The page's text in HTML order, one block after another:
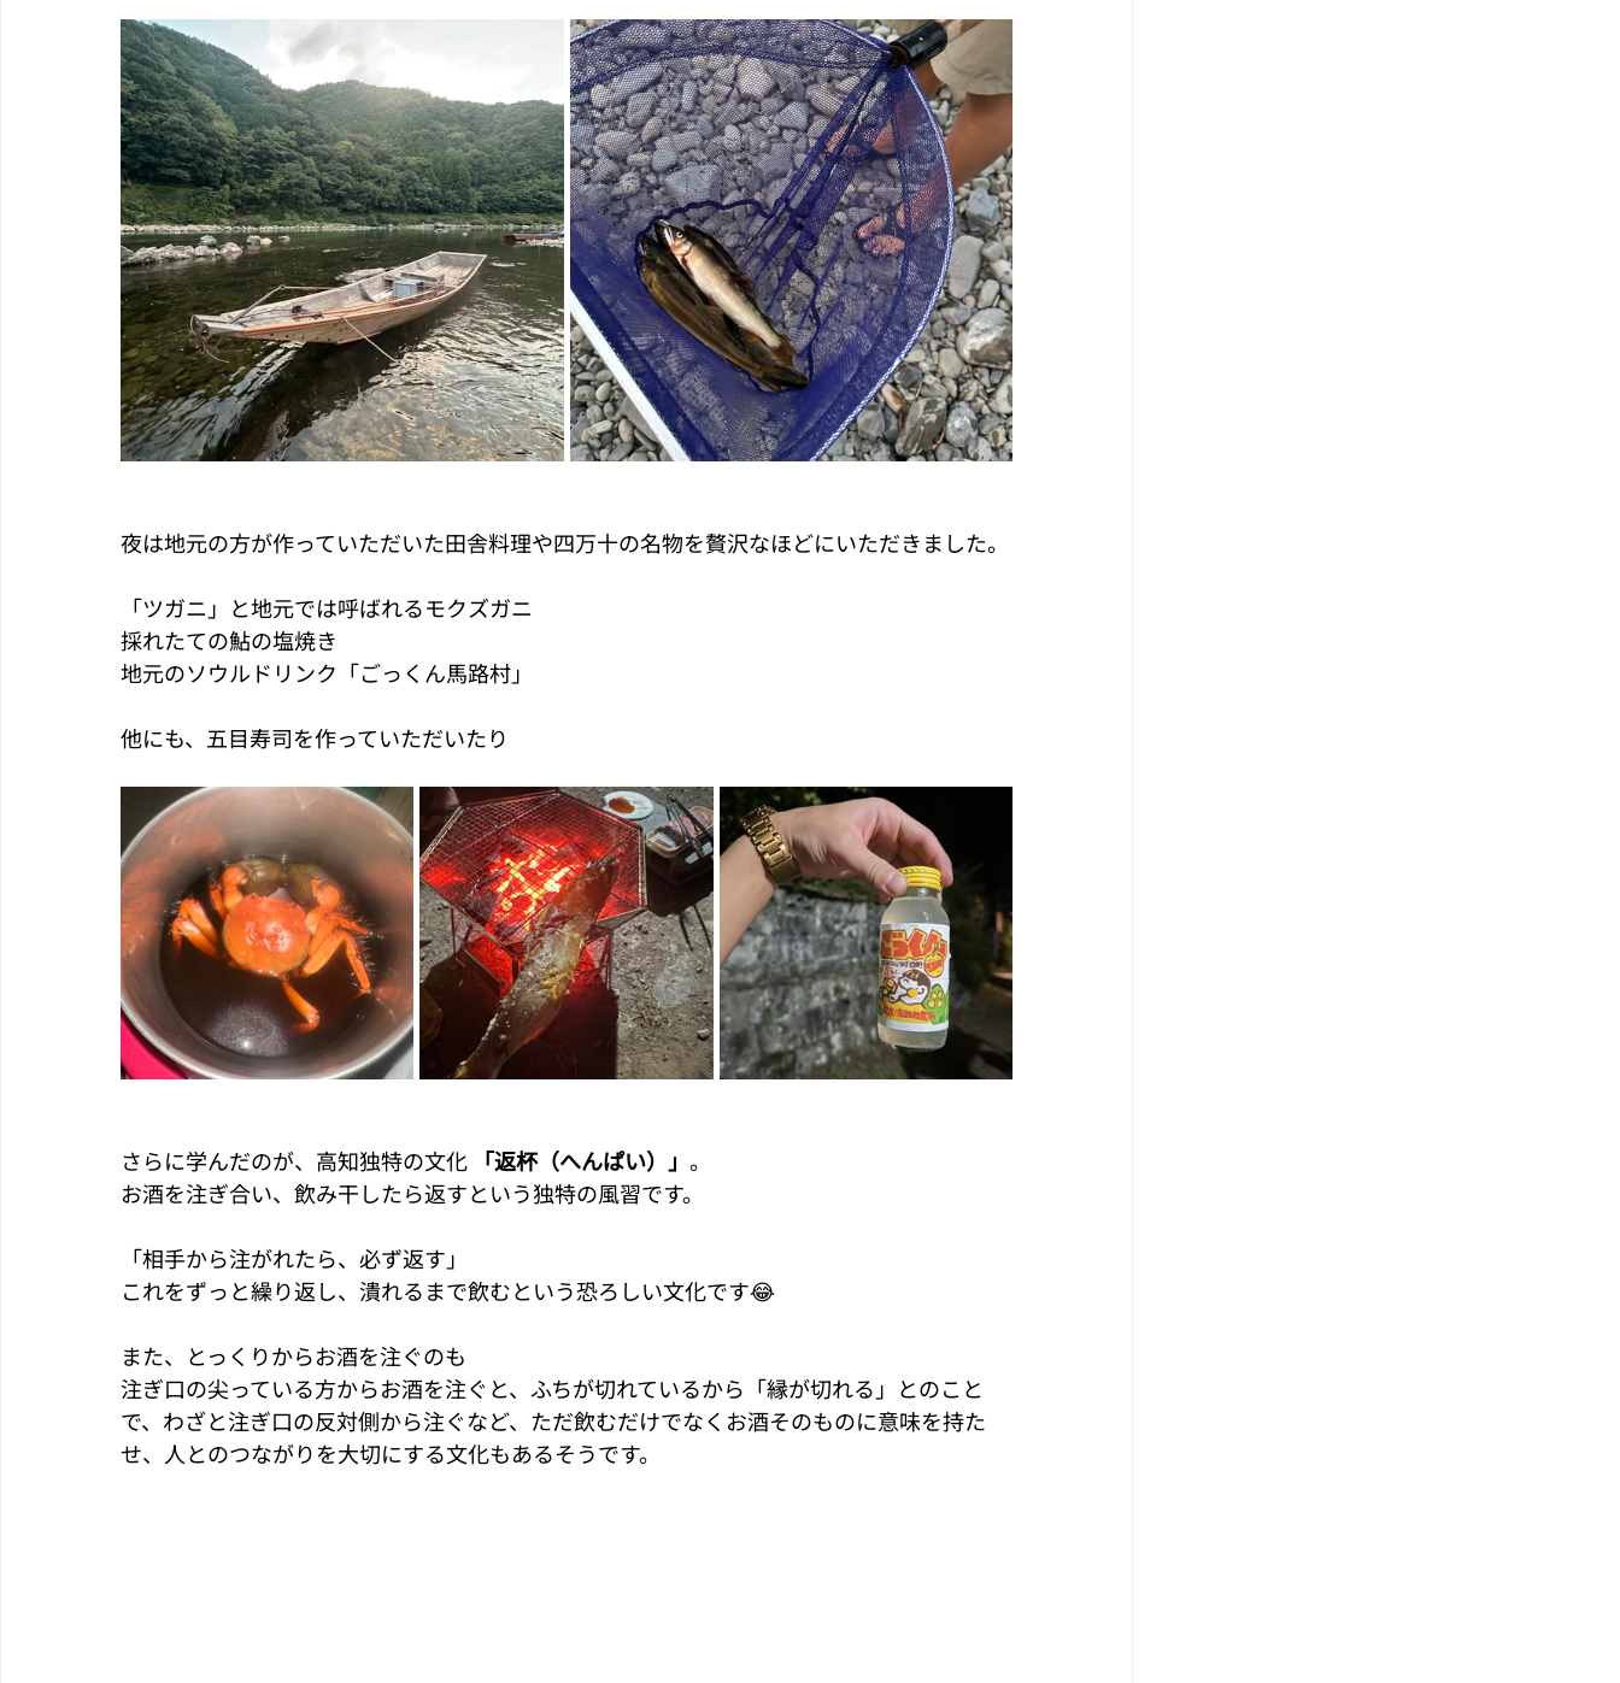
夜は地元の方が作っていただいた田舎料理や四万十の名物を贅沢なほどにいただきました。
「ツガニ」と地元では呼ばれるモクズガニ
採れたての鮎の塩焼き
地元のソウルドリンク「ごっくん馬路村」
他にも、五目寿司を作っていただいたり
さらに学んだのが、高知独特の文化 「返杯（へんぱい）」 。
お酒を注ぎ合い、飲み干したら返すという独特の風習です。
「相手から注がれたら、必ず返す」
これをずっと繰り返し、潰れるまで飲むという恐ろしい文化です😂
また、とっくりからお酒を注ぐのも
注ぎ口の尖っている方からお酒を注ぐと、ふちが切れているから「縁が切れる」とのこと
で、わざと注ぎ口の反対側から注ぐなど、ただ飲むだけでなくお酒そのものに意味を持た
せ、人とのつながりを大切にする文化もあるそうです。